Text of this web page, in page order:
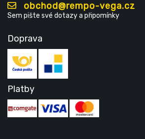
obchod@rempo-vega.cz
Sem pište své dotazy a připomínky
Doprava
Platby